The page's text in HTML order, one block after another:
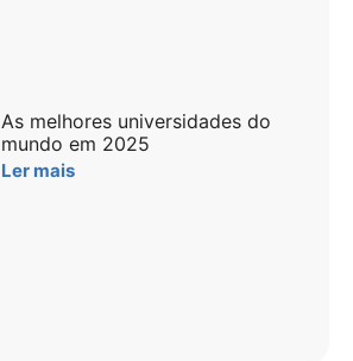
As melhores universidades do
mundo em 2025
Ler mais